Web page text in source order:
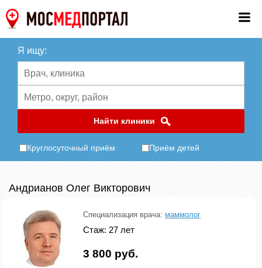
Я ищу:
Найти клиники
Круглосуточный приём Приём детей
Андрианов Олег Викторович
Специализация врача: маммолог
Стаж: 27 лет
3 800 руб.